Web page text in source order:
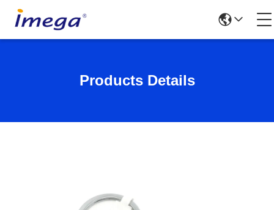
Products Details